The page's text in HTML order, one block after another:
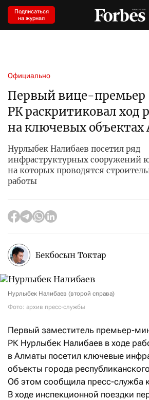
Подписаться
на журнал
Официально
Первый вице-премьер
РК раскритиковал ход
на ключевых
Нурлыбек Налибаев посетил ряд
инфраструктурных сооружений
на которых проводятся
работы
Бекбосын Токтар
Нурлыбек Налибаев (второй справа)
Фото: архив пресс-службы
Первый заместитель премьер-
РК Нурлыбек Налибаев в ходе
в Алматы посетил ключевые
объекты города
Об этом сообщила пресс-служба
В ходе инспекционной поездки